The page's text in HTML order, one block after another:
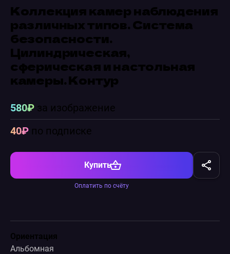
Коллекция камер наблюдения
различных типов. Система
безопасности.
Цилиндрическая,
сферическая и настольная
камеры. Контур
580₽за изображение
40₽по подписке
Купить
Оплатить по счёту
Ориентация
Альбомная